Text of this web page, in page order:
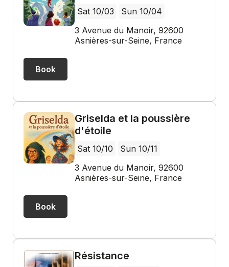
Sat 10/03
Sun 10/04
3 Avenue du Manoir, 92600
Asnières-sur-Seine, France
Book
Griselda et la poussière
d'étoile
Sat 10/10
Sun 10/11
3 Avenue du Manoir, 92600
Asnières-sur-Seine, France
Book
Résistance